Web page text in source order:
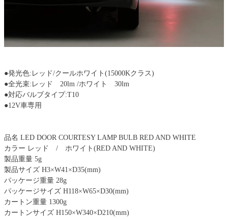
●発光色:レッド/クールホワイト(15000Kクラス)
●全光束:レッド 20lm /ホワイト 30lm
●対応バルブタイプ:T10
●12V車専用
品名 LED DOOR COURTESY LAMP BULB RED AND WHITE
カラー レッド / ホワイト(RED AND WHITE)
製品重量 5g
製品サイズ H3×W41×D35(mm)
パッケージ重量 28g
パッケージサイズ H118×W65×D30(mm)
カートン重量 1300g
カートンサイズ H150×W340×D210(mm)